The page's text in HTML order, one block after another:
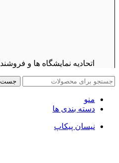
اتحادیه نمایشگاه ها و
جست
منو
دسته بندی ها
نیسان پیکاپ